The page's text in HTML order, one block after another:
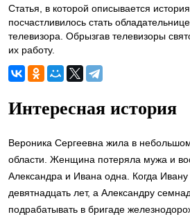
Статья, в которой описывается
посчастливилось стать
телевизора. Обрызгав телевизоры
их работу.
Интересная история
Вероника Сергеевна жила в
области. Женщина потеряла мужа и
Александра и Ивана одна. Когда
девятнадцать лет, а Александру
подрабатывать в бригаде